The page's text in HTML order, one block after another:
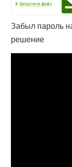
Забыл пароль
решение